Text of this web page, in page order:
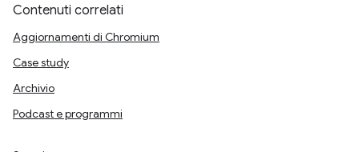
Contenuti correlati
Aggiornamenti di Chromium
Case study
Archivio
Podcast e programmi